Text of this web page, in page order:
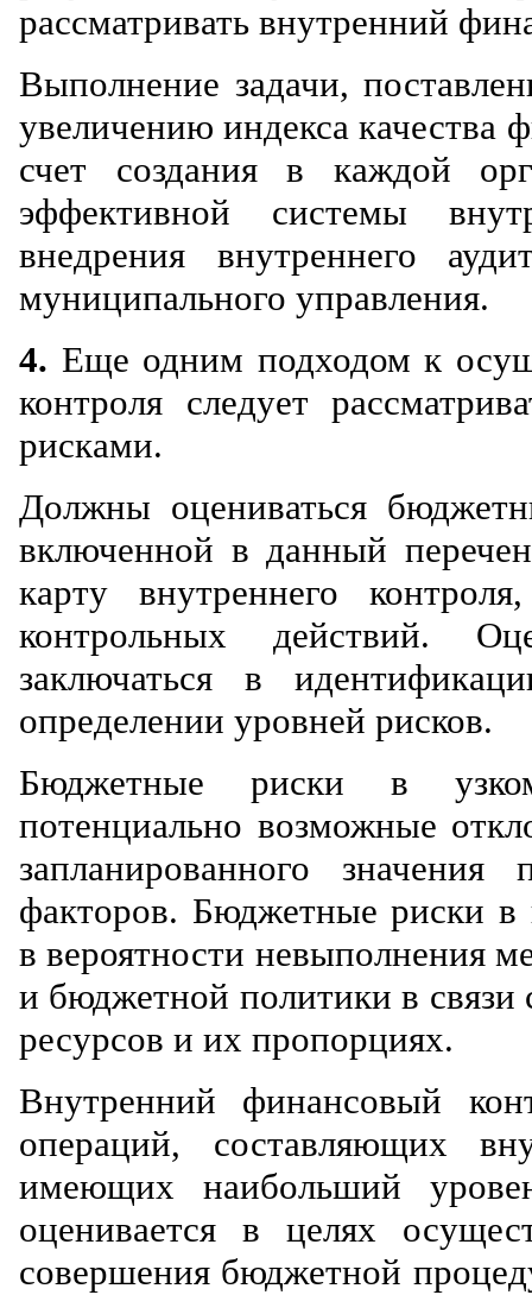
рассматривать внутренний
Выполнение задачи,
увеличению индекса качества
счет создания в каждой
эффективной системы
внедрения внутреннего
муниципального управления.
4. Еще одним подходом к
контроля следует
рисками.
Должны оцениваться
включенной в данный
карту внутреннего
контрольных действий.
заключаться в
определении уровней рисков.
Бюджетные риски в
потенциально возможные
запланированного значения
факторов. Бюджетные риски в
в вероятности невыполнения
и бюджетной политики в
ресурсов и их пропорциях.
Внутренний финансовый
операций, составляющих
имеющих наибольший
оценивается в целях
совершения бюджетной